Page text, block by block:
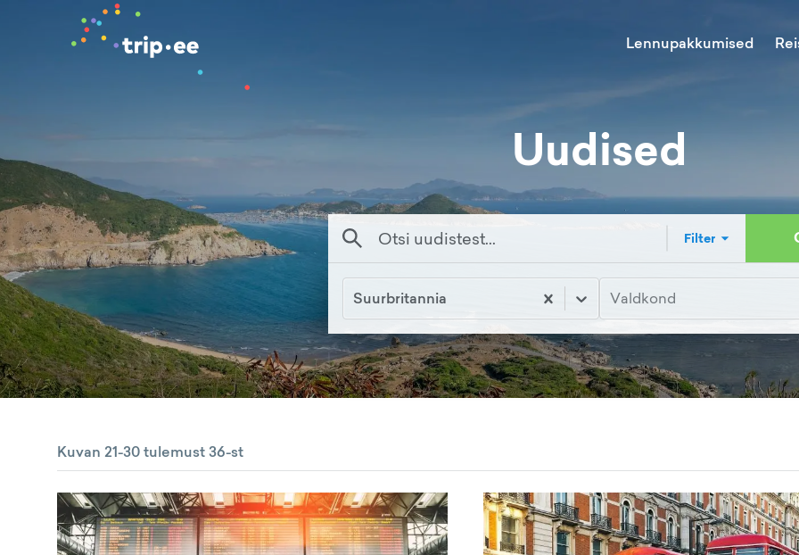
Lennupakkumised
Uudised
Filter
Suurbritannia Valdkond
Kuvan 21-30 tulemust 36-st